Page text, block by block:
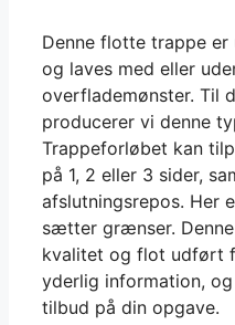
Denne flotte trappe
og laves med eller
overflademønster. Til
producerer vi denne
Trappeforløbet kan
på 1, 2 eller 3 sider,
afslutningsrepos. Her
sætter grænser.
kvalitet og flot udført
yderlig information,
tilbud på din opgave.